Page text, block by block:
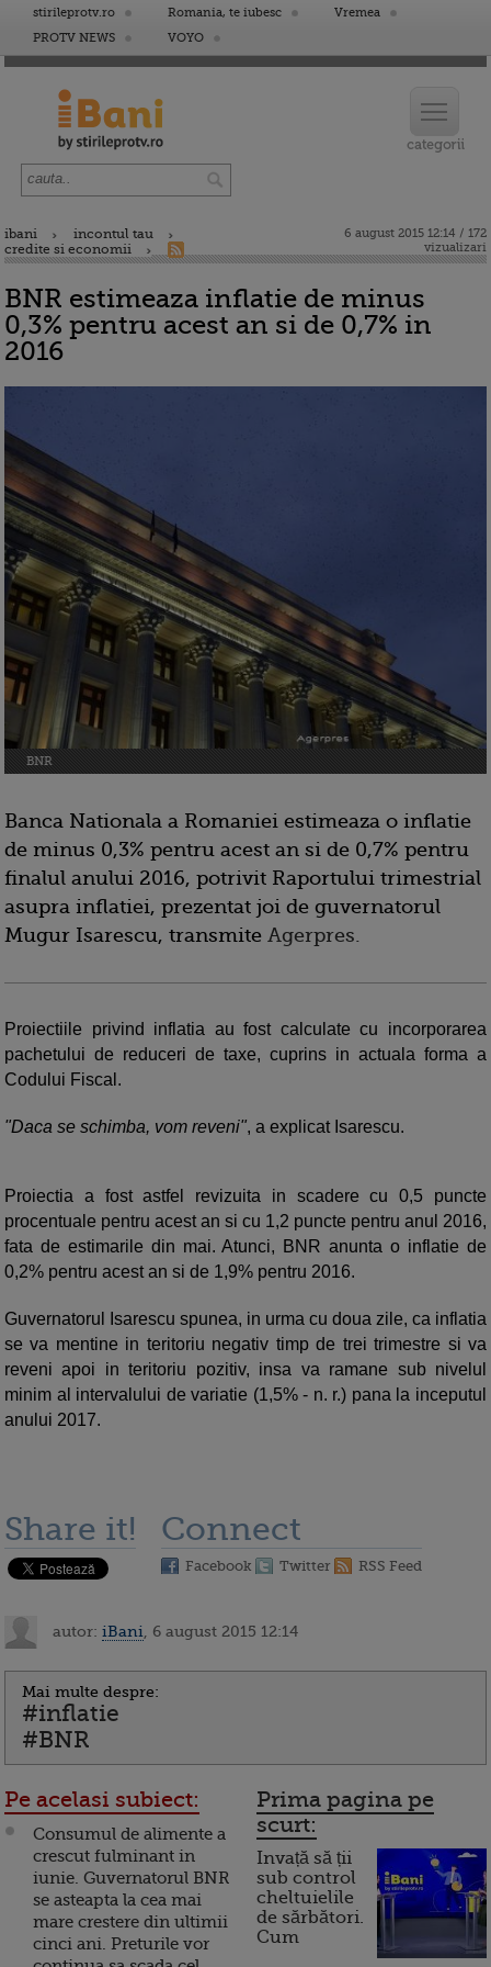
stirileprotv.ro Romania, te iubesc
Vremea
PROTV NEWS
VOYO
ibani
incontul tau
credite si economii
6 august 2015 12:14 / 172
vizualizari
BNR estimeaza inflatie de minus
0,3% pentru acest an si de 0,7% in
2016
BNR
Banca Nationala a Romaniei estimeaza o inflatie
de minus 0,3% pentru acest an si de 0,7% pentru
finalul anului 2016, potrivit Raportului trimestrial
asupra inflatiei, prezentat joi de guvernatorul
Mugur Isarescu, transmite Agerpres.
Proiectiile privind inflatia au fost calculate cu incorporarea
pachetului de reduceri de taxe, cuprins in actuala forma a
Codului Fiscal.
"Daca se schimba, vom reveni", a explicat Isarescu.
Proiectia a fost astfel revizuita in scadere cu 0,5 puncte
procentuale pentru acest an si cu 1,2 puncte pentru anul 2016,
fata de estimarile din mai. Atunci, BNR anunta o inflatie de
0,2% pentru acest an si de 1,9% pentru 2016.
Guvernatorul Isarescu spunea, in urma cu doua zile, ca inflatia
se va mentine in teritoriu negativ timp de trei trimestre si va
reveni apoi in teritoriu pozitiv, insa va ramane sub nivelul
minim al intervalului de variatie (1,5% - n. r.) pana la inceputul
anului 2017.
Share it! Connect
Facebook Twitter RSS Feed
autor: iBani , 6 august 2015 12:14
Mai multe despre:
#inflatie
#BNR
Pe acelasi subiect:
Consumul de alimente a
crescut fulminant in
iunie. Guvernatorul BNR
se asteapta la cea mai
mare crestere din ultimii
cinci ani. Preturile vor
Prima pagina pe
scurt:
Invață să ții
sub control
cheltuielile
de sărbători.
Cum